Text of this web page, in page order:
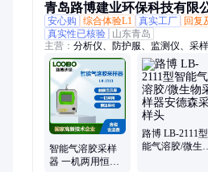
青岛路博建业环保科技有限
安心购
综合体验L1 真实工厂 回复
真实性已核验
山东青岛
主营： 分析仪、防护服、监测仪、采
尘仪、测量仪、水分仪、汞蒸汽、黑
感器、速测仪、流量计、采泥器、风
试仪、噪音计、消解仪、防护包、检测
智能气溶胶采样
器 一机两用恒流
路博 LB-2111
能气溶胶/微生物